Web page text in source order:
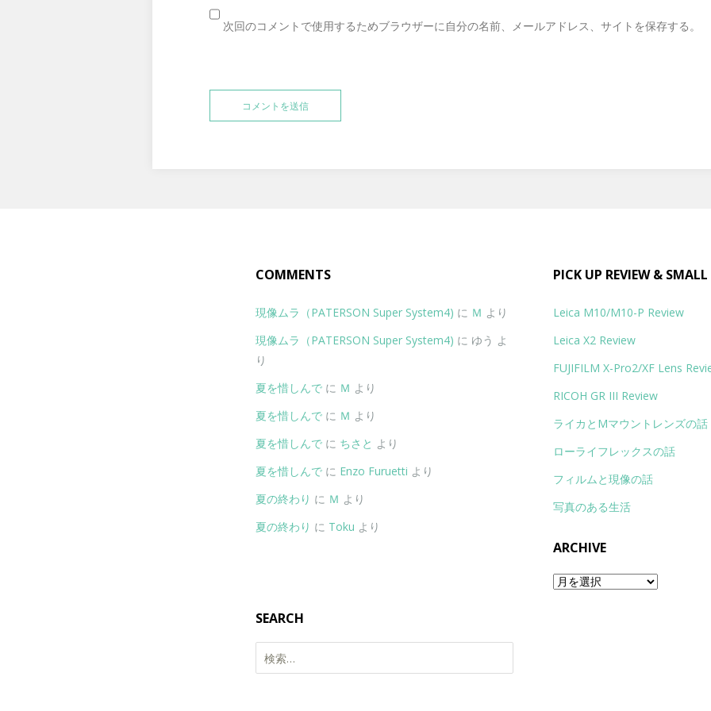
次回のコメントで使用するためブラウザーに自分の名前、メールアドレス、サイトを保存する。
COMMENTS
現像ムラ（PATERSON Super System4) に Ｍ より
現像ムラ（PATERSON Super System4) に ゆう よ
り
夏を惜しんで に Ｍ より
夏を惜しんで に Ｍ より
夏を惜しんで に ちさと より
夏を惜しんで に Enzo Furuetti より
夏の終わり に Ｍ より
夏の終わり に Toku より
PICK UP REVIEW &
Leica M10/M10-P Review
Leica X2 Review
FUJIFILM X-Pro2/XF Lens
RICOH GR III Review
ライカとMマウントレンズの話
ローライフレックスの話
フィルムと現像の話
写真のある生活
ARCHIVE
Archive
SEARCH
索: